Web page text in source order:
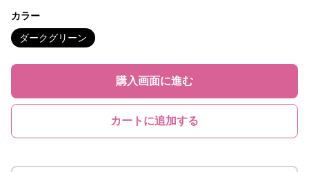
カラー
ダークグリーン
購入画面に進む
カートに追加する